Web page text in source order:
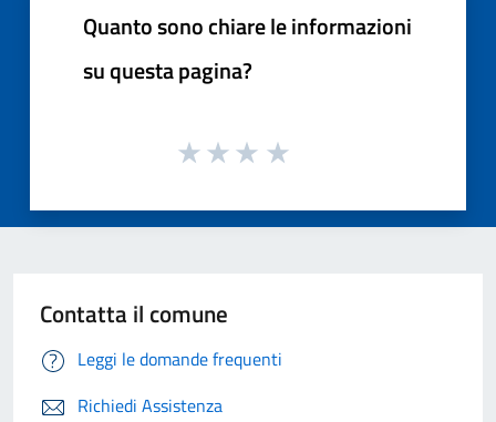
Quanto sono chiare le informazioni
su questa pagina?
Contatta il comune
Leggi le domande frequenti
Richiedi Assistenza